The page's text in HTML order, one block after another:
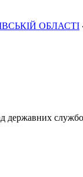
ОБЛАСТІ
державних